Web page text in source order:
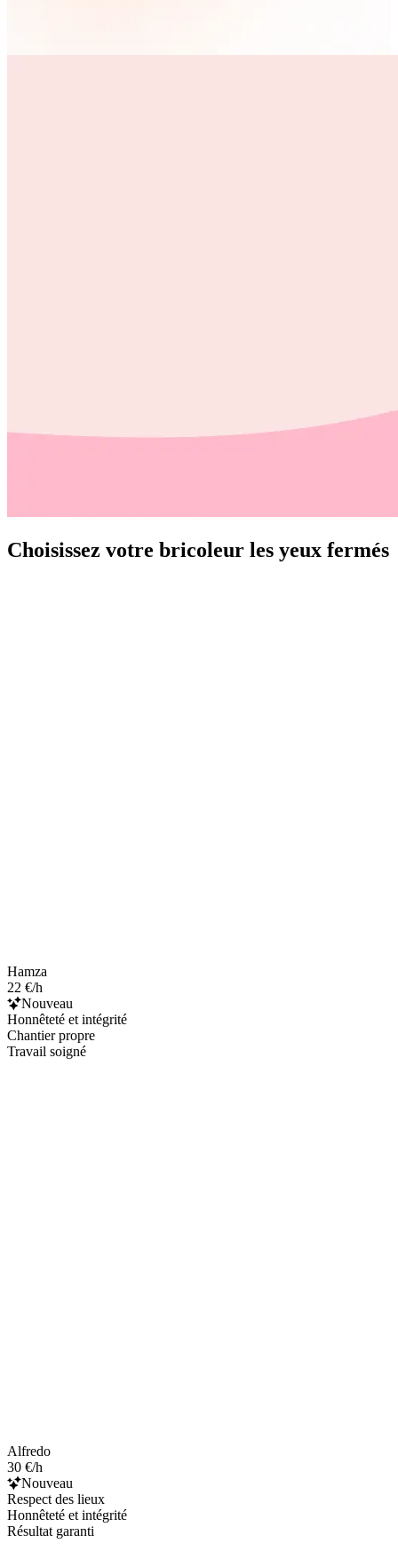
Choisissez votre bricoleur les yeux fermés
Hamza
22 €/h
Nouveau
Honnêteté et intégrité
Chantier propre
Travail soigné
Alfredo
30 €/h
Nouveau
Respect des lieux
Honnêteté et intégrité
Résultat garanti